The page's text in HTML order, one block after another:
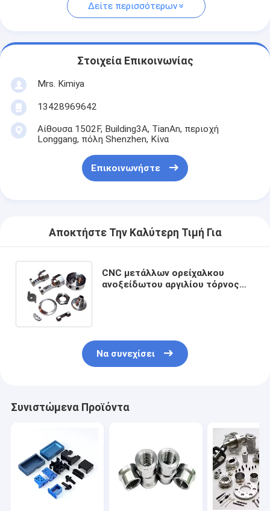
Δείτε περισσότερων
Στοιχεία Επικοινωνίας
Mrs. Kimiya
13428969642
Αίθουσα 1502F, Building3A, TianAn, περιοχή
Longgang, πόλη Shenzhen, Κίνα
Επικοινωνήστε
Αποκτήστε Την Καλύτερη Τιμή Για
CNC μετάλλων ορείχαλκου
ανοξείδωτου αργιλίου τόρνος
Να συνεχίσει
Συνιστώμενα Προϊόντα